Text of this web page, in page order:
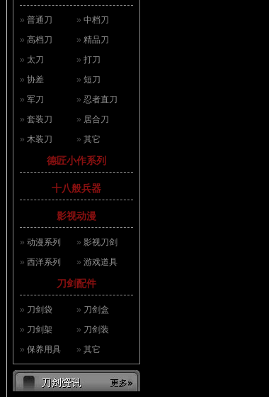
» 普通刀 » 中档刀
» 高档刀 » 精品刀
» 太刀 » 打刀
» 协差 » 短刀
» 军刀 » 忍者直刀
» 套装刀 » 居合刀
» 木装刀 » 其它
德匠小作系列
十八般兵器
影视动漫
» 动漫系列 » 影视刀剑
» 西洋系列 » 游戏道具
刀剑配件
» 刀剑袋 » 刀剑盒
» 刀剑架 » 刀剑装
» 保养用具 » 其它